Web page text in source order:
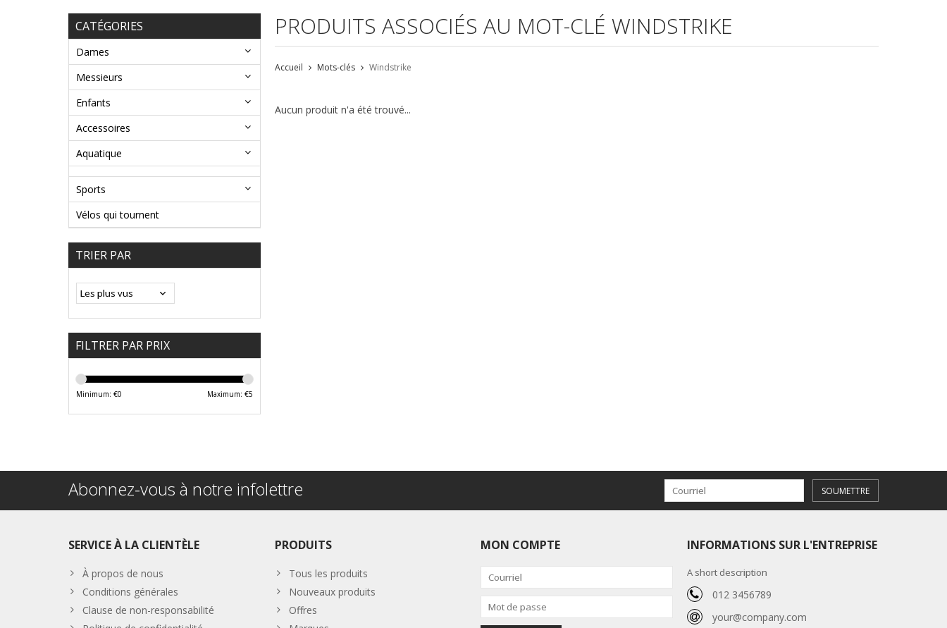
CATÉGORIES
Dames
Messieurs
Enfants
Accessoires
Aquatique
Sports
Vélos qui tournent
TRIER PAR
FILTRER PAR PRIX
Minimum: €0 Maximum: €5
PRODUITS ASSOCIÉS AU MOT-CLÉ WINDSTRIKE
Accueil Mots-clés Windstrike
Aucun produit n'a été trouvé...
Abonnez-vous à notre infolettre SOUMETTRE
SERVICE À LA CLIENTÈLE
À propos de nous
Conditions générales
Clause de non-responsabilité
PRODUITS
Tous les produits
Nouveaux produits
Offres
MON COMPTE INFORMATIONS SUR L'ENTREPRISE
A short description
012 3456789
your@company.com